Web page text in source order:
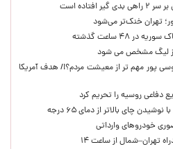
است
تهران خنک‌تر می‌شود
از لیگ مشخص می شود
پور مهم تر از معیشت مردم؟!/ هدف آمریکا
چای بالاتر از دمای ۶۵ درجه
خودروهای وارداتی
تهران–شمال از ساعت ۱۴